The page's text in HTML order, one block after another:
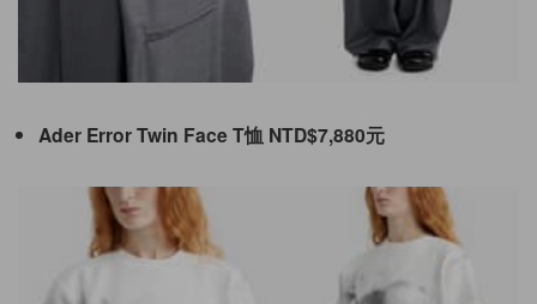
Ader Error Twin Face T恤 NTD$7,880元